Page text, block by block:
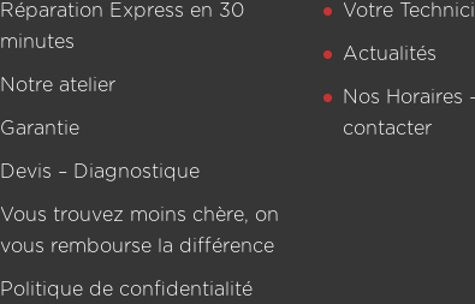
Réparation Express en 30
minutes
Notre atelier
Garantie
Devis – Diagnostique
Vous trouvez moins chère, on
vous rembourse la différence
Politique de confidentialité
Votre
Actualités
Nos Horaires
contacter